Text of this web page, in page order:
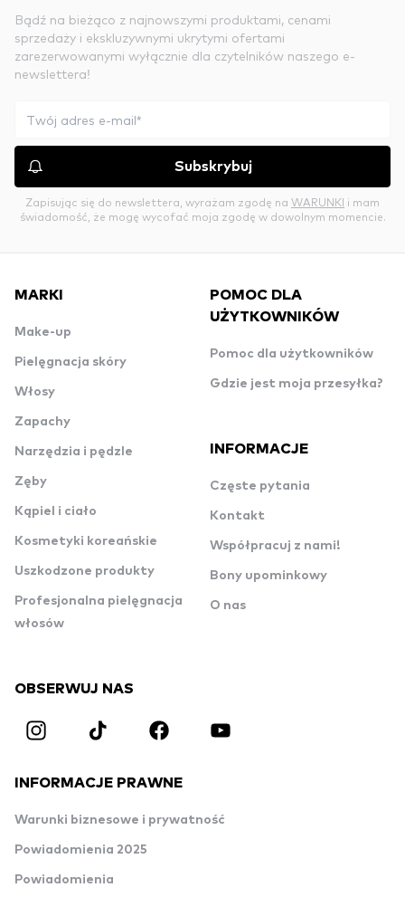
Bądź na bieżąco z najnowszymi produktami, cenami
sprzedaży i ekskluzywnymi ukrytymi ofertami
zarezerwowanymi wyłącznie dla czytelników naszego e-
newslettera!
Subskrybuj
Zapisując się do newslettera, wyrażam zgodę na WARUNKI i mam
świadomość, że mogę wycofać moja zgodę w dowolnym momencie.
MARKI
Make-up
Pielęgnacja skóry
Włosy
Zapachy
Narzędzia i pędzle
Zęby
Kąpiel i ciało
Kosmetyki koreańskie
Uszkodzone produkty
Profesjonalna pielęgnacja
włosów
POMOC DLA
UŻYTKOWNIKÓW
Pomoc dla użytkowników
Gdzie jest moja przesyłka?
INFORMACJE
Częste pytania
Kontakt
Współpracuj z nami!
Bony upominkowy
O nas
OBSERWUJ NAS
INFORMACJE PRAWNE
Warunki biznesowe i prywatność
Powiadomienia 2025
Powiadomienia